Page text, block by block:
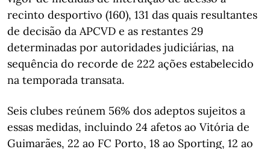
recinto desportivo (160), 131 das quais resultantes
de decisão da APCVD e as restantes 29
determinadas por autoridades judiciárias, na
sequência do recorde de 222 ações estabelecido
na temporada transata.
Seis clubes reúnem 56% dos adeptos sujeitos a
essas medidas, incluindo 24 afetos ao Vitória de
Guimarães, 22 ao FC Porto, 18 ao Sporting, 12 ao